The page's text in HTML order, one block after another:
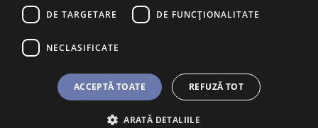
DE TARGETARE DE FUNCŢIONALITATE
NECLASIFICATE
ACCEPTĂ TOATE REFUZĂ TOT
ARATĂ DETALIILE